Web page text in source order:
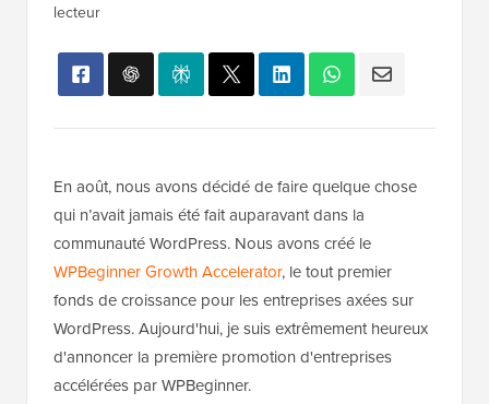
lecteur
En août, nous avons décidé de faire quelque chose
qui n’avait jamais été fait auparavant dans la
communauté WordPress. Nous avons créé le
WPBeginner Growth Accelerator, le tout premier
fonds de croissance pour les entreprises axées sur
WordPress. Aujourd'hui, je suis extrêmement heureux
d'annoncer la première promotion d'entreprises
accélérées par WPBeginner.